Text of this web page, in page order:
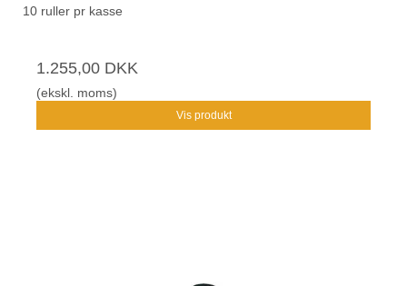
10 ruller pr kasse
1.255,00 DKK
(ekskl. moms)
Vis produkt